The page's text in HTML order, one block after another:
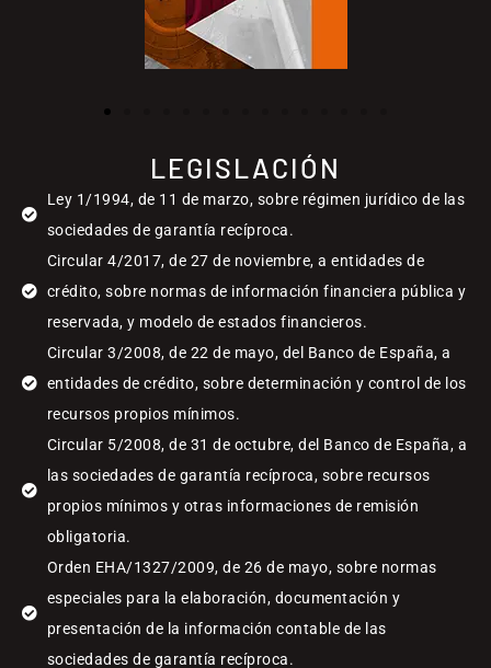
LEGISLACIÓN
Ley 1/1994, de 11 de marzo, sobre régimen jurídico de las
sociedades de garantía recíproca.
Circular 4/2017, de 27 de noviembre, a entidades de
crédito, sobre normas de información financiera pública y
reservada, y modelo de estados financieros.
Circular 3/2008, de 22 de mayo, del Banco de España, a
entidades de crédito, sobre determinación y control de los
recursos propios mínimos.
Circular 5/2008, de 31 de octubre, del Banco de España, a
las sociedades de garantía recíproca, sobre recursos
propios mínimos y otras informaciones de remisión
obligatoria.
Orden EHA/1327/2009, de 26 de mayo, sobre normas
especiales para la elaboración, documentación y
presentación de la información contable de las
sociedades de garantía recíproca.